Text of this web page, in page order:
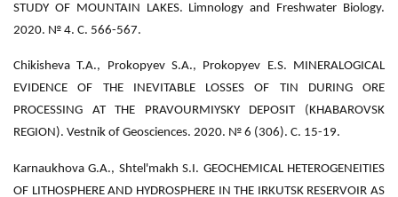
STUDY OF MOUNTAIN LAKES. Limnology and Freshwater Biology.
2020. № 4. С. 566-567.
Chikisheva T.A., Prokopyev S.A., Prokopyev E.S. MINERALOGICAL
EVIDENCE OF THE INEVITABLE LOSSES OF TIN DURING ORE
PROCESSING AT THE PRAVOURMIYSKY DEPOSIT (KHABAROVSK
REGION). Vestnik of Geosciences. 2020. № 6 (306). С. 15-19.
Karnaukhova G.A., Shtel'makh S.I. GEOCHEMICAL HETEROGENEITIES
OF LITHOSPHERE AND HYDROSPHERE IN THE IRKUTSK RESERVOIR AS